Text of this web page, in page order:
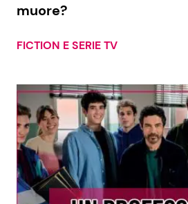
muore?
FICTION E SERIE TV